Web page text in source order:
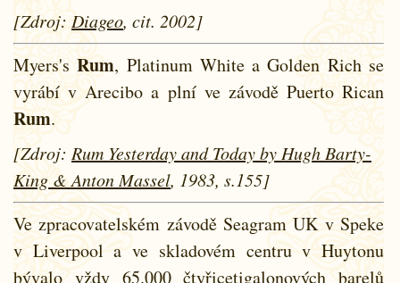
[Zdroj:Diageo, cit. 2002]
Myers'sRum, Platinum White a Golden Rich se
vyrábí v Arecibo a plní ve závodě Puerto Rican
Rum.
[Zdroj: Rum Yesterday and Today by Hugh Barty-
King & Anton Massel, 1983, s.155]
Ve zpracovatelském závodě Seagram UK v Speke
v Liverpool a ve skladovém centru v Huytonu
bývalo vždy 65.000 čtyřicetigalonových barelů